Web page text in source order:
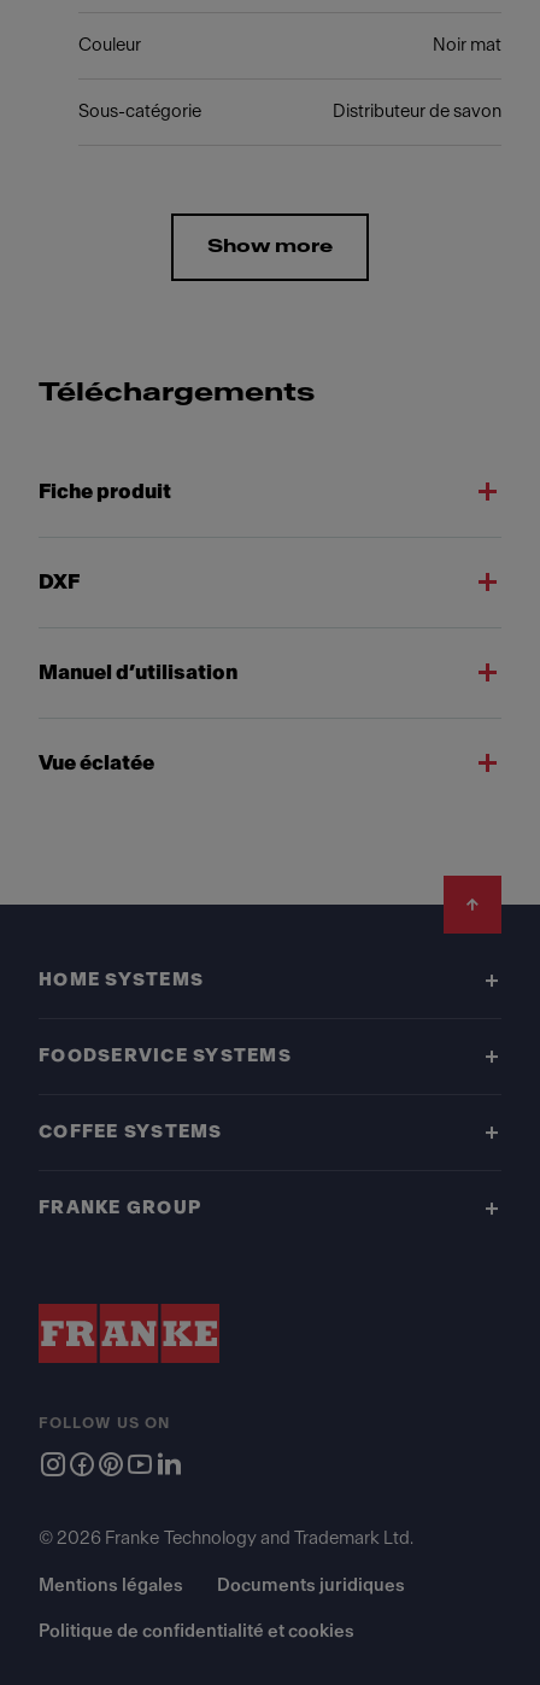
Couleur Noir mat
Sous-catégorie Distributeur de savon
Show more
Téléchargements
Fiche produit
DXF
Manuel d’utilisation
Vue éclatée
HOME SYSTEMS
FOODSERVICE SYSTEMS
COFFEE SYSTEMS
FRANKE GROUP
FOLLOW US ON
© 2026 Franke Technology and Trademark Ltd.
Mentions légales Documents juridiques
Politique de confidentialité et cookies